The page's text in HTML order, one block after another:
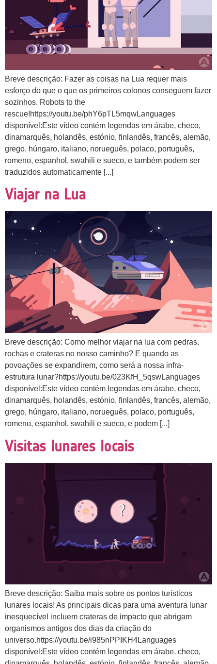
Breve descrição: Fazer as coisas na Lua requer mais
esforço do que o que os primeiros colonos conseguem fazer
sozinhos. Robots to the
rescue!https://youtu.be/phY6pTL5mqwLanguages
disponível:Este vídeo contém legendas em árabe, checo,
dinamarquês, holandês, estónio, finlandês, francês, alemão,
grego, húngaro, italiano, norueguês, polaco, português,
romeno, espanhol, swahili e sueco, e também podem ser
traduzidos automaticamente [...]
Viajar na Lua
Breve descrição: Como melhor viajar na lua com pedras,
rochas e crateras no nosso caminho? E quando as
povoações se expandirem, como será a nossa infra-
estrutura lunar?https://youtu.be/023KfH_5qswLanguages
disponível:Este vídeo contém legendas em árabe, checo,
dinamarquês, holandês, estónio, finlandês, francês, alemão,
grego, húngaro, italiano, norueguês, polaco, português,
romeno, espanhol, swahili e sueco, e podem [...]
Visitas lunares locais
Breve descrição: Saiba mais sobre os pontos turísticos
lunares locais! As principais dicas para uma aventura lunar
inesquecível incluem crateras de impacto que abrigam
organismos antigos dos dias da criação do
universo.https://youtu.be/i985nPPIKH4Languages
disponível:Este vídeo contém legendas em árabe, checo,